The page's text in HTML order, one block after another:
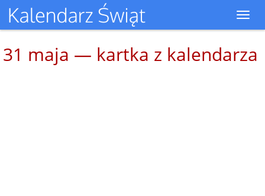
31 maja — kartka z kalendarza